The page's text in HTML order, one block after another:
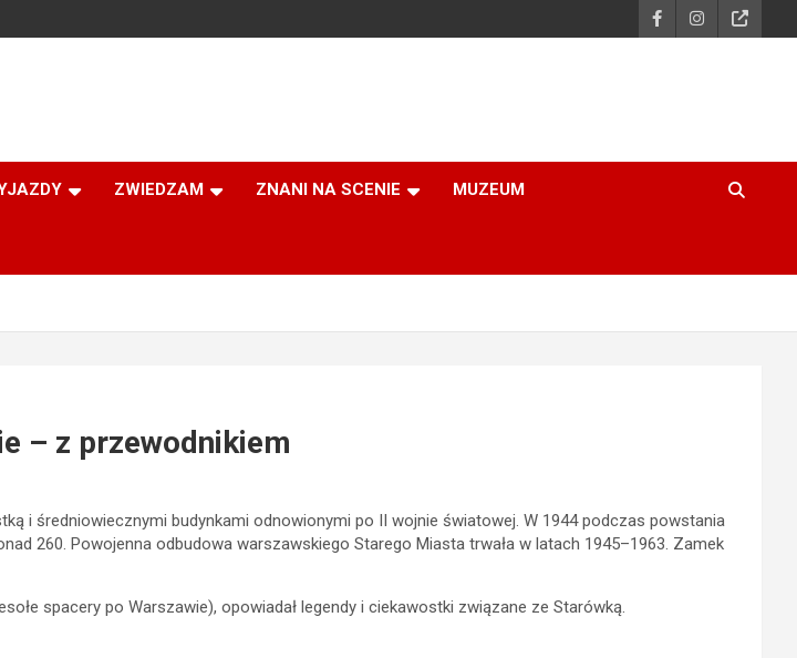
ZWIEDZAM ZNANI NA SCENIE MUZEUM
– z przewodnikiem
i średniowiecznymi budynkami odnowionymi po II wojnie światowej. W 1944 podczas powstania
260. Powojenna odbudowa warszawskiego Starego Miasta trwała w latach 1945–1963. Zamek
spacery po Warszawie), opowiadał legendy i ciekawostki związane ze Starówką.